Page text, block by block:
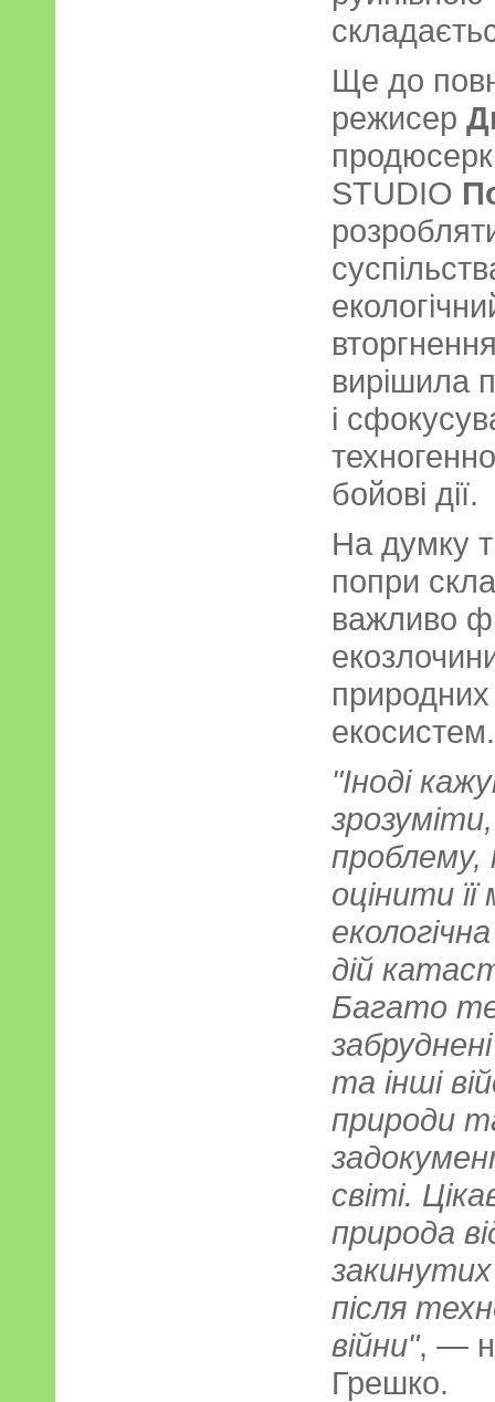
Ще до
режисер
STUDIO
вирішила
і
бойові дії.
На думку
попри
важливо
екосистем.
"Іноді
проблему,
оцінити
дій
Багато
та інші
природи
світі.
природа
після
війни", —
Грешко.